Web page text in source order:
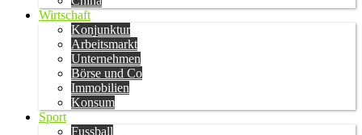
Wirtschaft
Konjunktur
Arbeitsmarkt
Unternehmen
Börse und Co
Immobilien
Konsum
Sport
Fussball